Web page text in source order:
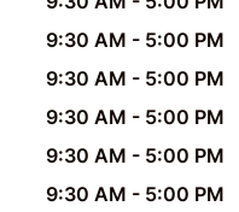
9:30 AM - 5:00 PM
9:30 AM - 5:00 PM
9:30 AM - 5:00 PM
9:30 AM - 5:00 PM
9:30 AM - 5:00 PM